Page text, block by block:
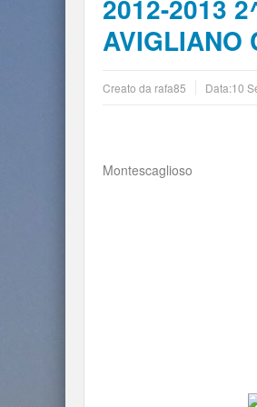
2012-2013
AVIGLIANO
Creato da rafa85 Data:10
Montescaglioso
CAMPIONATO
2^GIORNATA
ore 15:30